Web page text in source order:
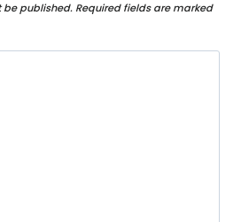
be published. Required fields are marked